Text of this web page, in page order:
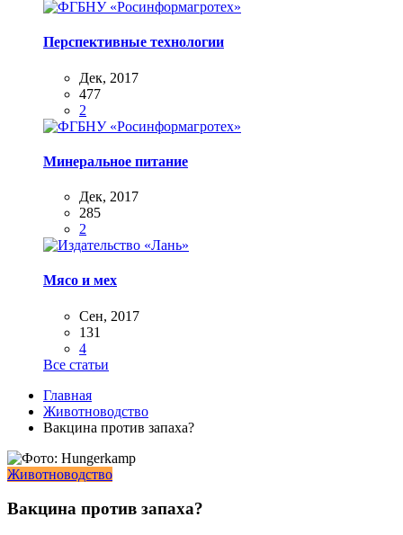
Перспективные технологии
Дек, 2017
477
2
Минеральное питание
Дек, 2017
285
2
Мясо и мех
Сен, 2017
131
4
Все статьи
Главная
Животноводство
Вакцина против запаха?
Животноводство
Вакцина против запаха?